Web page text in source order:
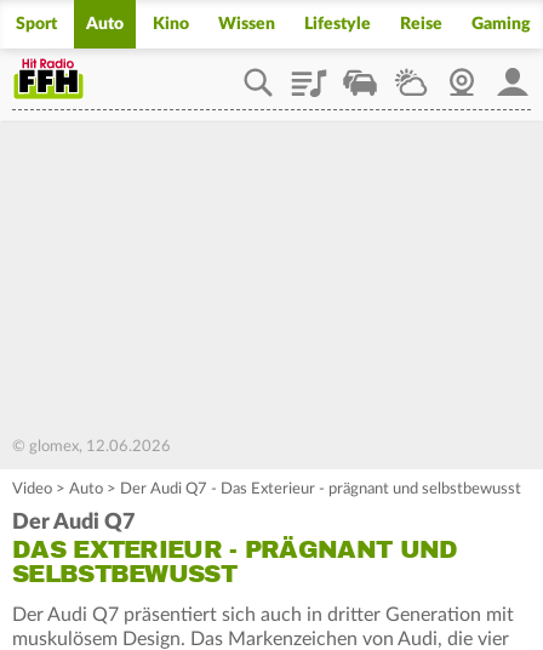
Sport Auto Kino Wissen Lifestyle Reise Gaming
PlaylistStaupilotWetterWebcam
© glomex, 12.06.2026
Video > Auto > Der Audi Q7 - Das Exterieur - prägnant und selbstbewusst
Der Audi Q7
DAS EXTERIEUR - PRÄGNANT UND
SELBSTBEWUSST
Der Audi Q7 präsentiert sich auch in dritter Generation mit
muskulösem Design. Das Markenzeichen von Audi, die vier